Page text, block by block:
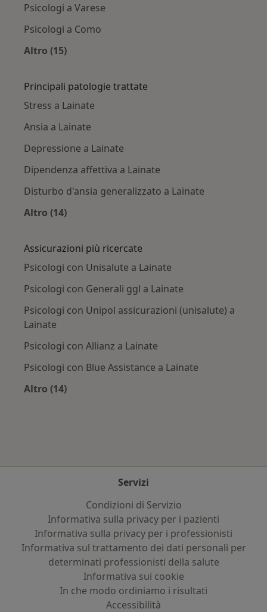
Psicologi a Varese
Psicologi a Como
Altro (15)
Principali patologie trattate
Stress a Lainate
Ansia a Lainate
Depressione a Lainate
Dipendenza affettiva a Lainate
Disturbo d'ansia generalizzato a Lainate
Altro (14)
Assicurazioni più ricercate
Psicologi con Unisalute a Lainate
Psicologi con Generali ggl a Lainate
Psicologi con Unipol assicurazioni (unisalute) a
Lainate
Psicologi con Allianz a Lainate
Psicologi con Blue Assistance a Lainate
Altro (14)
Servizi
Condizioni di Servizio
Informativa sulla privacy per i pazienti
Informativa sulla privacy per i professionisti
Informativa sul trattamento dei dati personali per
determinati professionisti della salute
Informativa sui cookie
In che modo ordiniamo i risultati
Accessibilità